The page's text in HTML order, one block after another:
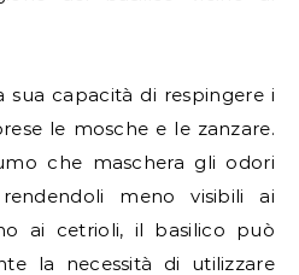
capacità di respingere i
le mosche e le zanzare.
che maschera gli odori
meno visibili ai
ai cetrioli, il basilico può
la necessità di utilizzare